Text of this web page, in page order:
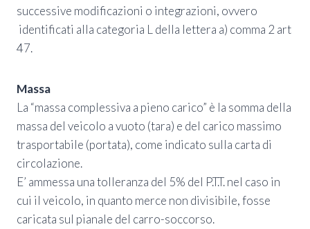
successive modificazioni o integrazioni, ovvero
identificati alla categoria L della lettera a) comma 2 art
47.
Massa
La “massa complessiva a pieno carico” è la somma della
massa del veicolo a vuoto (tara) e del carico massimo
trasportabile (portata), come indicato sulla carta di
circolazione.
E’ ammessa una tolleranza del 5% del P.T.T. nel caso in
cui il veicolo, in quanto merce non divisibile, fosse
caricata sul pianale del carro-soccorso.